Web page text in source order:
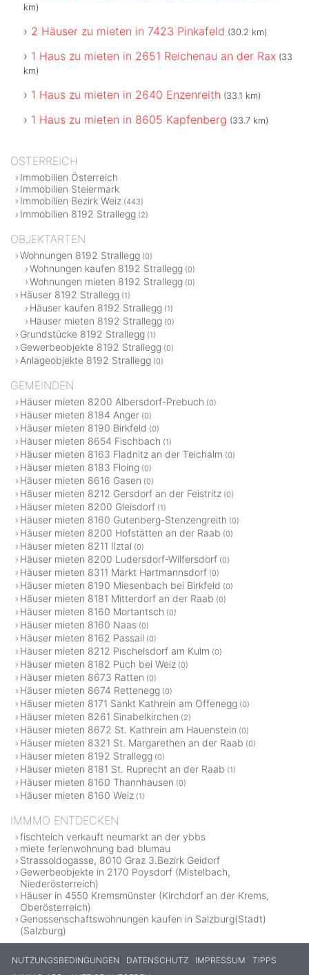
km)
2 Häuser zu mieten in 7423 Pinkafeld (30.2 km)
1 Haus zu mieten in 2651 Reichenau an der Rax (33
km)
1 Haus zu mieten in 2640 Enzenreith (33.1 km)
1 Haus zu mieten in 8605 Kapfenberg (33.7 km)
ÖSTERREICH
Immobilien Österreich
Immobilien Steiermark
Immobilien Bezirk Weiz (443)
Immobilien 8192 Strallegg (2)
OBJEKTARTEN
Wohnungen 8192 Strallegg (0)
Wohnungen kaufen 8192 Strallegg (0)
Wohnungen mieten 8192 Strallegg (0)
Häuser 8192 Strallegg (1)
Häuser kaufen 8192 Strallegg (1)
Häuser mieten 8192 Strallegg (0)
Grundstücke 8192 Strallegg (1)
Gewerbeobjekte 8192 Strallegg (0)
Anlageobjekte 8192 Strallegg (0)
GEMEINDEN
Häuser mieten 8200 Albersdorf-Prebuch (0)
Häuser mieten 8184 Anger (0)
Häuser mieten 8190 Birkfeld (0)
Häuser mieten 8654 Fischbach (1)
Häuser mieten 8163 Fladnitz an der Teichalm (0)
Häuser mieten 8183 Floing (0)
Häuser mieten 8616 Gasen (0)
Häuser mieten 8212 Gersdorf an der Feistritz (0)
Häuser mieten 8200 Gleisdorf (1)
Häuser mieten 8160 Gutenberg-Stenzengreith (0)
Häuser mieten 8200 Hofstätten an der Raab (0)
Häuser mieten 8211 Ilztal (0)
Häuser mieten 8200 Ludersdorf-Wilfersdorf (0)
Häuser mieten 8311 Markt Hartmannsdorf (0)
Häuser mieten 8190 Miesenbach bei Birkfeld (0)
Häuser mieten 8181 Mitterdorf an der Raab (0)
Häuser mieten 8160 Mortantsch (0)
Häuser mieten 8160 Naas (0)
Häuser mieten 8162 Passail (0)
Häuser mieten 8212 Pischelsdorf am Kulm (0)
Häuser mieten 8182 Puch bei Weiz (0)
Häuser mieten 8673 Ratten (0)
Häuser mieten 8674 Rettenegg (0)
Häuser mieten 8171 Sankt Kathrein am Offenegg (0)
Häuser mieten 8261 Sinabelkirchen (2)
Häuser mieten 8672 St. Kathrein am Hauenstein (0)
Häuser mieten 8321 St. Margarethen an der Raab (0)
Häuser mieten 8192 Strallegg (0)
Häuser mieten 8181 St. Ruprecht an der Raab (1)
Häuser mieten 8160 Thannhausen (0)
Häuser mieten 8160 Weiz (1)
IMMMO ENTDECKEN
fischteich verkauft neumarkt an der ybbs
miete ferienwohnung bad blumau
Strassoldogasse, 8010 Graz 3.Bezirk Geidorf
Gewerbeobjekte in 2170 Poysdorf (Mistelbach,
Niederösterreich)
Häuser in 4550 Kremsmünster (Kirchdorf an der Krems,
Oberösterreich)
Genossenschaftswohnungen kaufen in Salzburg(Stadt)
(Salzburg)
NUTZUNGSBEDINGUNGEN DATENSCHUTZ IMPRESSUM
TIPPS